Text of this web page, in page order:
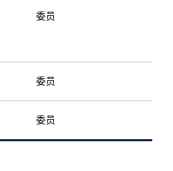
委员
委员
委员